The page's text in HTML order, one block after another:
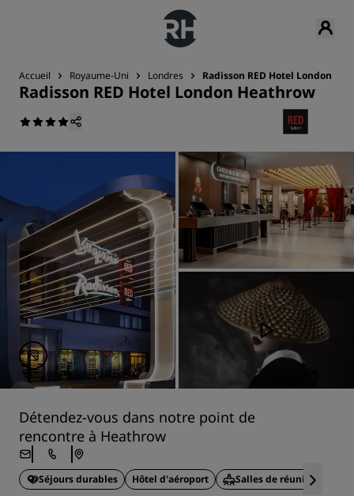
Accueil Royaume-Uni Londres Radisson RED Hotel London
Radisson RED Hotel London Heathrow
Détendez-vous dans notre point de
rencontre à Heathrow
Séjours durables Hôtel d'aéroport Salles de réunion